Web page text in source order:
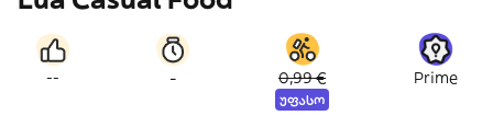
-- - 0,99 €
უფასო
Prime